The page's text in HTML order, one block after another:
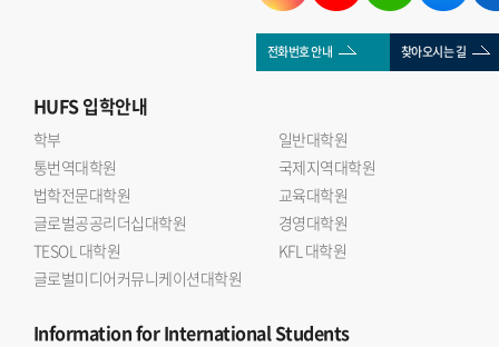
전화번호 안내 찾아오시는 길
HUFS입학안내
학부
일반대학원
통번역대학원
국제지역대학원
법학전문대학원
교육대학원
글로벌공공리더십대학원
경영대학원
TESOL 대학원
KFL 대학원
글로벌미디어커뮤니케이션대학원
Informationfor International Students